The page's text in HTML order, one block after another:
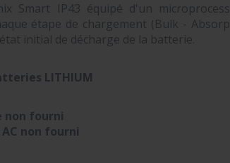
Smart IP43 équipé d'un
étape de chargement (Bulk -
initial de décharge de la batterie.
LITHIUM
non fourni
non fourni